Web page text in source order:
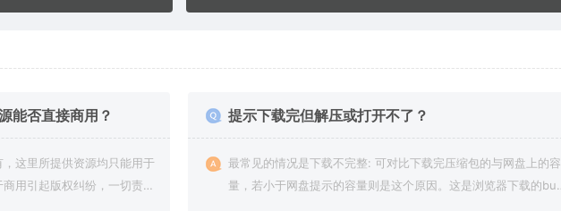
能否直接商用？
这里所提供资源均只能用于
用引起版权纠纷，一切责任
提示下载完但解压或打开不了？
最常见的情况是下载不完整: 可对比下载完压缩包的与网盘上的容
量，若小于网盘提示的容量则是这个原因。这是浏览器下载的bu